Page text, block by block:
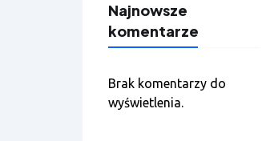
Najnowsze
komentarze
Brak komentarzy do
wyświetlenia.